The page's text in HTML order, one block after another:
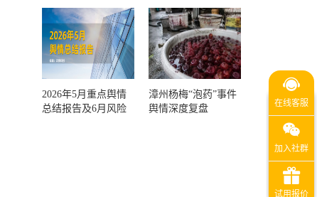
一环？
2026年5月重点舆情
总结报告及6月风险
漳州杨梅“泡药”事件
舆情深度复盘